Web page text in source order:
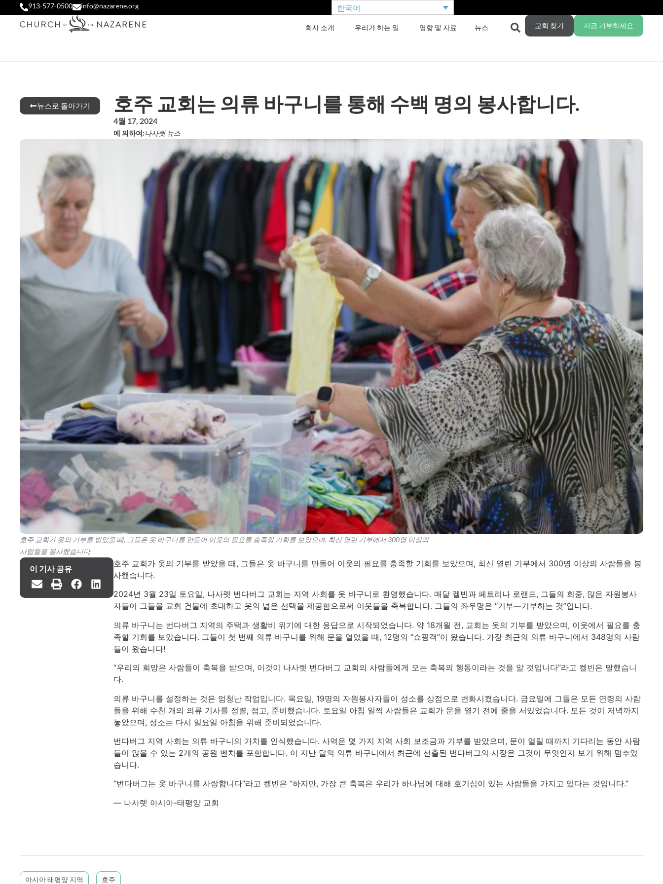
913-577-0500 info@nazarene.org 한국어
회사 소개 우리가 하는 일 영향 및 자료 뉴스 교회 찾기 지금 기부하세요
뉴스로 돌아가기 호주 교회는 의류 바구니를 통해 수백 명의 봉사합니다.
4월 17, 2024
에 의하여:나사렛 뉴스
호주 교회가 옷의 기부를 받았을 때, 그들은 옷 바구니를 만들어 이웃의 필요를 충족할 기회를 보았으며, 최신 열린 기부에서 300명 이상의
사람들을 봉사했습니다.
이 기사 공유
호주 교회가 옷의 기부를 받았을 때, 그들은 옷 바구니를 만들어 이웃의 필요를 충족할 기회를 보았으며, 최신 열린 기부에서 300명 이상의 사람들을 봉
사했습니다.
2024년 3월 23일 토요일, 나사렛 번다버그 교회는 지역 사회를 옷 바구니로 환영했습니다. 매달 켈빈과 페트리나 로랜드, 그들의 회중, 많은 자원봉사
자들이 그들을 교회 건물에 초대하고 옷의 넓은 선택을 제공함으로써 이웃들을 축복합니다. 그들의 좌우명은 “기부—기부하는 것”입니다.
의류 바구니는 번다버그 지역의 주택과 생활비 위기에 대한 응답으로 시작되었습니다. 약 18개월 전, 교회는 옷의 기부를 받았으며, 이웃에서 필요를 충
족할 기회를 보았습니다. 그들이 첫 번째 의류 바구니를 위해 문을 열었을 때, 12명의 “쇼핑객”이 왔습니다. 가장 최근의 의류 바구니에서 348명의 사람
들이 왔습니다!
“우리의 희망은 사람들이 축복을 받으며, 이것이 나사렛 번다버그 교회의 사람들에게 오는 축복의 행동이라는 것을 알 것입니다”라고 켈빈은 말했습니
다.
의류 바구니를 설정하는 것은 엄청난 작업입니다. 목요일, 19명의 자원봉사자들이 성소를 상점으로 변화시켰습니다. 금요일에 그들은 모든 연령의 사람
들을 위해 수천 개의 의류 기사를 정렬, 접고, 준비했습니다. 토요일 아침 일찍 사람들은 교회가 문을 열기 전에 줄을 서있었습니다. 모든 것이 저녁까지
놓았으며, 성소는 다시 일요일 아침을 위해 준비되었습니다.
번다버그 지역 사회는 의류 바구니의 가치를 인식했습니다. 사역은 몇 가지 지역 사회 보조금과 기부를 받았으며, 문이 열릴 때까지 기다리는 동안 사람
들이 앉을 수 있는 2개의 공원 벤치를 포함합니다. 이 지난 달의 의류 바구니에서 최근에 선출된 번다버그의 시장은 그것이 무엇인지 보기 위해 멈추었
습니다.
“번다버그는 옷 바구니를 사랑합니다”라고 켈빈은 “하지만, 가장 큰 축복은 우리가 하나님에 대해 호기심이 있는 사람들을 가지고 있다는 것입니다.”
— 나사렛 아시아-태평양 교회
아시아 태평양 지역 호주